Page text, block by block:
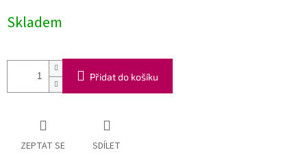
cena:
Skladem
Přidat do košíku
ZEPTAT SE SDÍLET